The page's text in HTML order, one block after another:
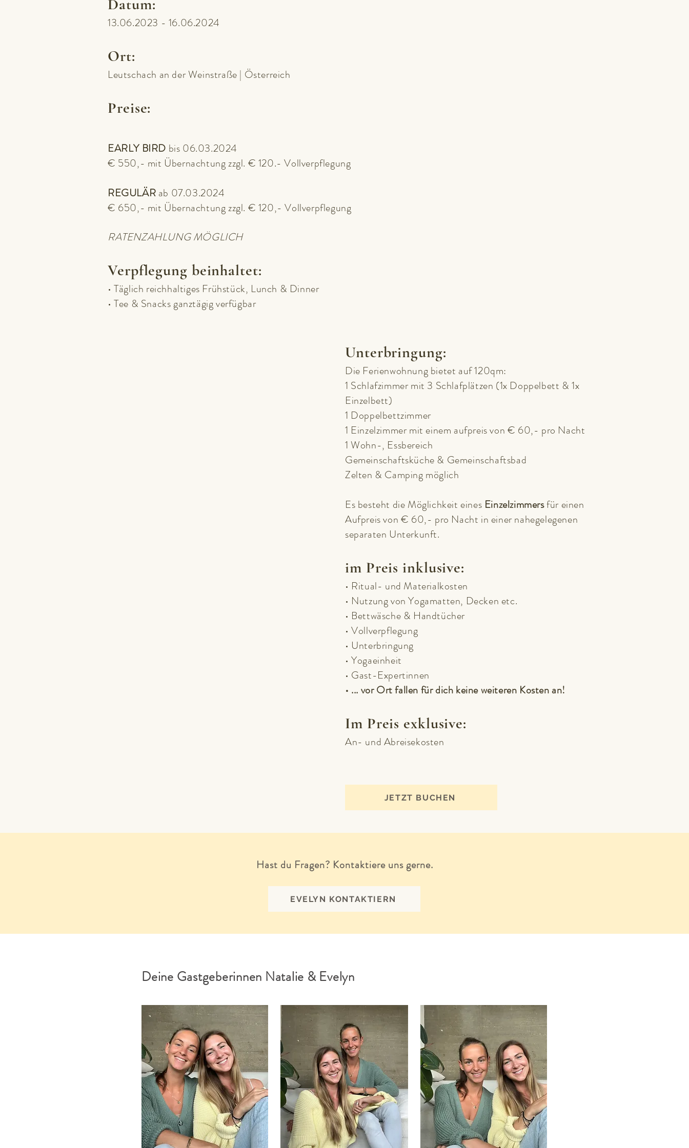
Datum:
13.06.2023 - 16.06.2024
Ort:
Leutschach an der Weinstraße | Österreich
Preise:
EARLY BIRD bis 06.03.2024
€ 550,- mit Übernachtung zzgl. € 120.- Vollverpflegung
REGULÄR ab 07.03.2024
€ 650,- mit Übernachtung zzgl. € 120,- Vollverpflegung
RATENZAHLUNG MÖGLICH
Verpflegung beinhaltet:
• Täglich reichhaltiges Frühstück, Lunch & Dinner
• Tee & Snacks ganztägig verfügbar
Unterbringung:
Die Ferienwohnung bietet auf 120qm:
1 Schlafzimmer mit 3 Schlafplätzen (1x Doppelbett & 1x
Einzelbett)
1 Doppelbettzimmer
1 Einzelzimmer mit einem aufpreis von € 60,- pro Nacht
1 Wohn-, Essbereich
Gemeinschaftsküche & Gemeinschaftsbad
Zelten & Camping möglich
Es besteht die Möglichkeit eines Einzelzimmersfür einen
Aufpreis von € 60,- pro Nacht in einer nahegelegenen
separaten Unterkunft.
im Preis inklusive:
• Ritual- und Materialkosten
• Nutzung von Yogamatten, Decken etc.
• Bettwäsche & Handtücher
• Vollverpflegung
• Unterbringung
• Yogaeinheit
• Gast-Expertinnen
• ... vor Ort fallen für dich keine weiteren Kosten an!
Im Preis exklusive:
An- und Abreisekosten
JETZT BUCHEN
Hast du Fragen? Kontaktiere uns gerne.
EVELYN KONTAKTIERN
Deine Gastgeberinnen Natalie & Evelyn